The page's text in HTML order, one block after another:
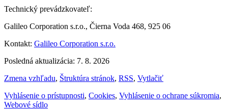
Technický prevádzkovateľ:
Galileo Corporation s.r.o., Čierna Voda 468, 925 06
Kontakt: Galileo Corporation s.r.o.
Posledná aktualizácia: 7. 8. 2026
Zmena vzhľadu, Štruktúra stránok, RSS, Vytlačiť
Vyhlásenie o prístupnosti, Cookies, Vyhlásenie o ochrane súkromia,
Webové sídlo